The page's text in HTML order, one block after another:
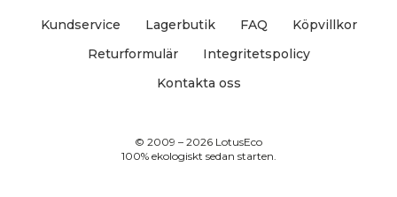
Kundservice Lagerbutik FAQ
Köpvillkor
Returformulär
Integritetspolicy
Kontakta oss
© 2009 – 2026 LotusEco
100% ekologiskt sedan starten.